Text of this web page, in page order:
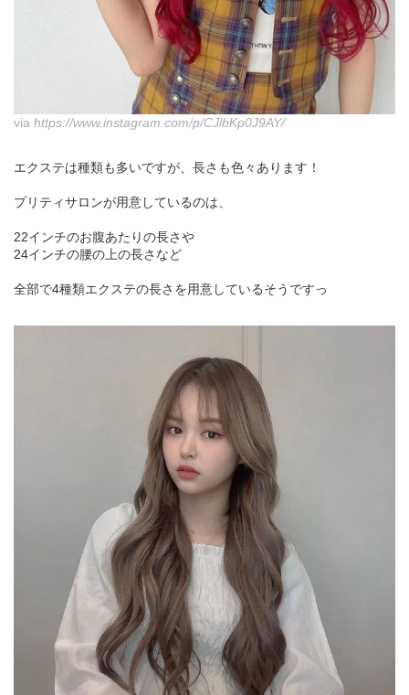
via https://www.instagram.com/p/CJlbKp0J9AY/
エクステは種類も多いですが、長さも色々あります！
プリティサロンが用意しているのは、
22インチのお腹あたりの長さや
24インチの腰の上の長さなど
全部で4種類エクステの長さを用意しているそうですっ